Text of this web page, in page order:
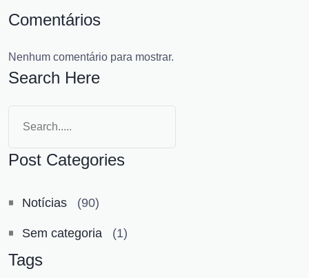
Comentários
Nenhum comentário para mostrar.
Search Here
Post Categories
Notícias (90)
Sem categoria (1)
Tags